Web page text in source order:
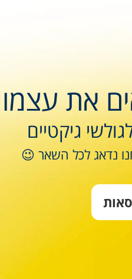
עצמו
גיקטיים
נדאג לכל השאר 😉